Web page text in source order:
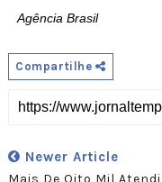
Agência Brasil
Compartilhe
Newer Article